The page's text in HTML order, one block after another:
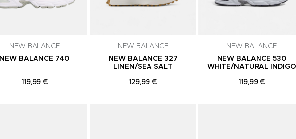
NEW BALANCE
NEW BALANCE 740
119,99 €
NEW BALANCE
NEW BALANCE 327
LINEN/SEA SALT
129,99 €
NEW BALANCE
NEW BALANCE 530
WHITE/NATURAL INDIGO
119,99 €